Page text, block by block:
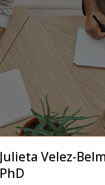
Julieta Velez-
PhD